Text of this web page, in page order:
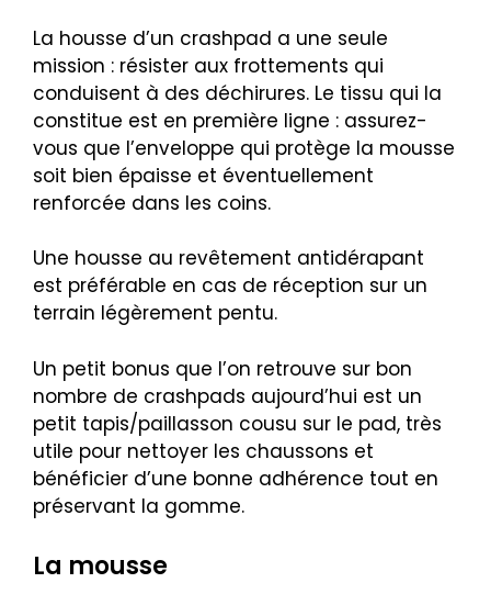
La housse d’un crashpad a une seule
mission : résister aux frottements qui
conduisent à des déchirures. Le tissu qui la
constitue est en première ligne : assurez-
vous que l’enveloppe qui protège la mousse
soit bien épaisse et éventuellement
renforcée dans les coins.
Une housse au revêtement antidérapant
est préférable en cas de réception sur un
terrain légèrement pentu.
Un petit bonus que l’on retrouve sur bon
nombre de crashpads aujourd’hui est un
petit tapis/paillasson cousu sur le pad, très
utile pour nettoyer les chaussons et
bénéficier d’une bonne adhérence tout en
préservant la gomme.
La mousse